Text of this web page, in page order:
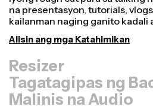
Tagatagipas ng
Malinis na Audio